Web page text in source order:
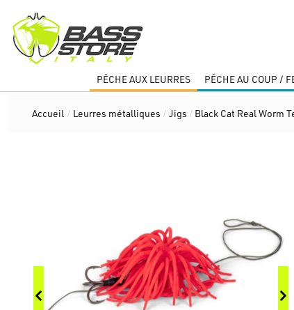
PÊCHE AUX LEURRES PÊCHE AU COUP /
Accueil / Leurres métalliques / Jigs / Black Cat Real Worm